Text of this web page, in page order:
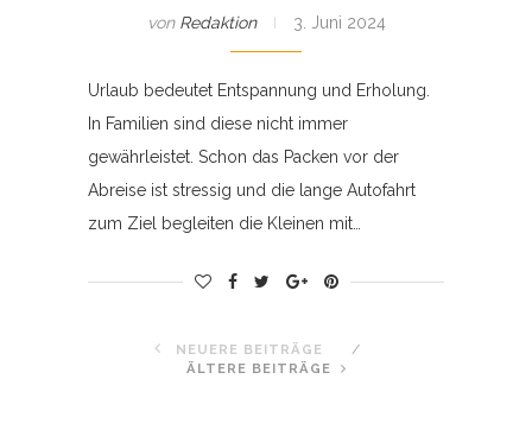
von Redaktion 3. Juni 2024
Urlaub bedeutet Entspannung und Erholung.
In Familien sind diese nicht immer
gewährleistet. Schon das Packen vor der
Abreise ist stressig und die lange Autofahrt
zum Ziel begleiten die Kleinen mit…
NEUERE BEITRÄGE
ÄLTERE BEITRÄGE